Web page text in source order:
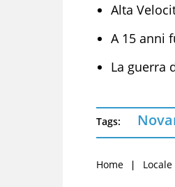
Alta
A 15 anni
La guerra
Tags:
Home Locale